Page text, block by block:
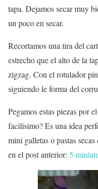
tapa. Dejamos secar muy
un poco en secar.
Recortamos una tira del
estrecho que el alto de la
zigzag. Con el rotulador
siguiendo le forma del
Pegamos estas piezas por
facilísimo? Es una idea
mini galletas o pastas
en el post anterior: 5